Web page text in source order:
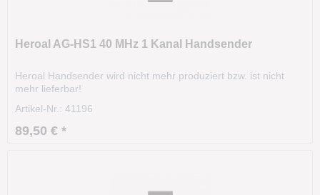
Heroal AG-HS1 40 MHz 1 Kanal Handsender
Heroal Handsender wird nicht mehr produziert bzw. ist nicht
mehr lieferbar!
Artikel-Nr.: 41196
89,50 € *